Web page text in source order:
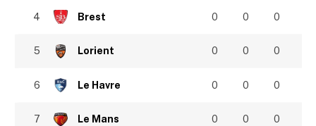
4 Brest 0 0 0
5 Lorient 0 0 0
6 Le Havre 0 0 0
7 Le Mans 0 0 0